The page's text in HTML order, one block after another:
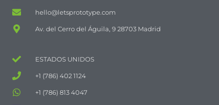
hello@letsprototype.com
Av. del Cerro del Águila, 9 28703 Madrid
ESTADOS UNIDOS
+1 (786) 402 1124
+1 (786) 813 4047